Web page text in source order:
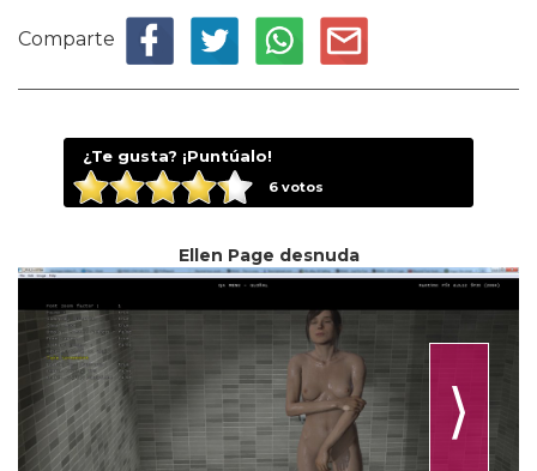
Comparte
¿Te gusta? ¡Puntúalo!
6votos
Ellen Page desnuda
⟩